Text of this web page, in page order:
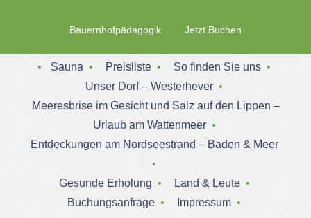
Bauernhofpädagogik Jetzt Buchen
‌ • ‌ Sauna ‌ • ‌ Preisliste ‌ • ‌ So finden Sie uns ‌ • ‌
Unser Dorf – Westerhever ‌ • ‌
Meeresbrise im Gesicht und Salz auf den Lippen –
Urlaub am Wattenmeer ‌ • ‌
Entdeckungen am Nordseestrand – Baden & Meer
• ‌
Gesunde Erholung ‌ • ‌ Land & Leute ‌ • ‌
Buchungsanfrage ‌ • ‌ Impressum ‌ • ‌